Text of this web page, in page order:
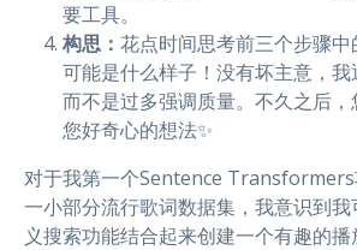
要工具。
构思： 花点时间思考前三个步骤
可能是什么样子！没有坏主意，
而不是过多强调质量。不久之后
您好奇心的想法✨
对于我第一个Sentence
一小部分流行歌词数据集，我意识到
义搜索功能结合起来创建一个有趣的